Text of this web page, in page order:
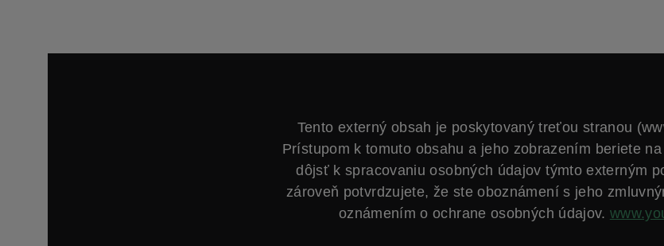
Tento externý obsah je poskytovaný treťou stranou
Prístupom k tomuto obsahu a jeho zobrazením beriete
dôjsť k spracovaniu osobných údajov týmto externým
zároveň potvrdzujete, že ste oboznámení s jeho
oznámením o ochrane osobných údajov.